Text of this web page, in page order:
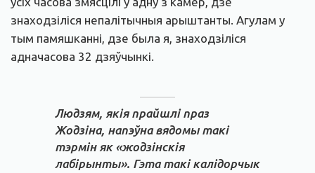
знаходзіліся непалітычныя арыштанты. Агулам у
тым памяшканні, дзе была я, знаходзіліся
адначасова 32 дзяўчынкі.
Людзям, якія прайшлі праз
Жодзіна, напэўна вядомы такі
тэрмін як «жодзінскія
лабірынты». Гэта такі калідорчык